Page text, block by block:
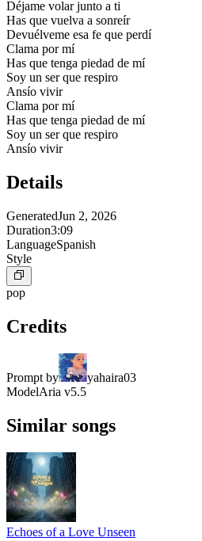
Déjame volar junto a ti
Has que vuelva a sonreír
Devuélveme esa fe que perdí
Clama por mí
Has que tenga piedad de mí
Soy un ser que respiro
Ansío vivir
Clama por mí
Has que tenga piedad de mí
Soy un ser que respiro
Ansío vivir
Details
GeneratedJun 2, 2026
Duration3:09
LanguageSpanish
Style
pop
Credits
Prompt by
yahaira03
ModelAria v5.5
Similar songs
Echoes of a Love Unseen